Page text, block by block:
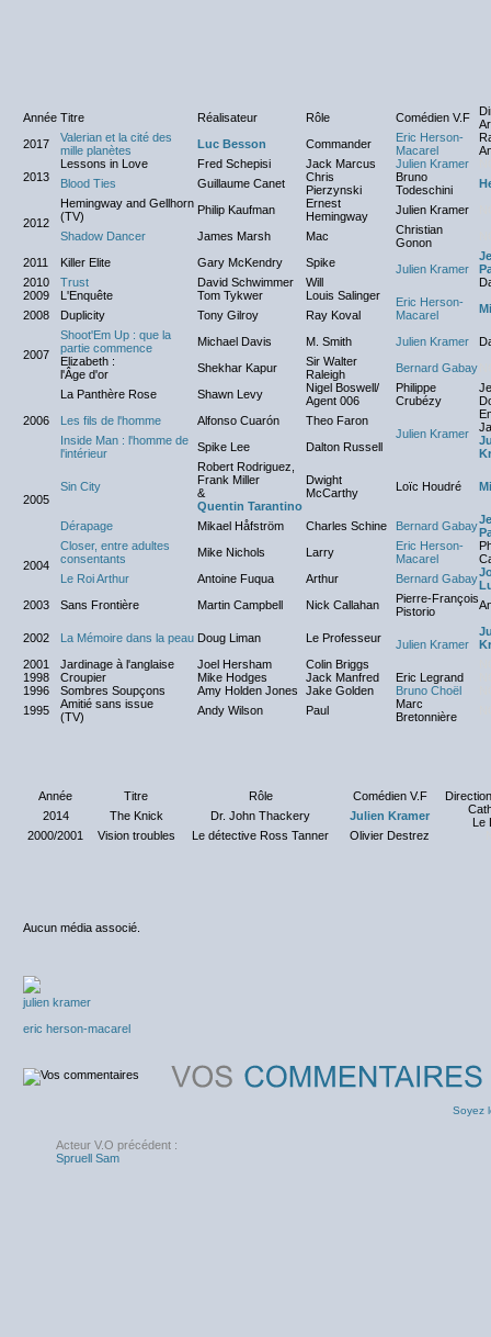
Année Titre Réalisateur Rôle Comédien V.F
2017
Valerian et la cité des
mille planètes
Luc Besson Commander
Eric Herson-
Macarel
2013
Lessons in Love Fred Schepisi Jack Marcus Julien Kramer
Blood Ties
Guillaume Canet
Chris
Pierzynski
Bruno
Todeschini
2012
Hemingway and Gellhorn
(TV)
Philip Kaufman
Ernest
Hemingway
Julien Kramer
Shadow Dancer
James Marsh Mac
Christian
Gonon
2011
Killer Elite Gary McKendry Spike Julien Kramer
2010
Trust David Schwimmer Will
2009
L'Enquête Tom Tykwer Louis Salinger
Eric Herson-
Macarel
2008 Duplicity Tony Gilroy Ray Koval
2007
Shoot'Em Up : que la
partie commence
Michael Davis M. Smith Julien Kramer
Elizabeth :
l'Âge d'or
Shekhar Kapur
Sir Walter
Raleigh
Bernard Gabay
2006
La Panthère Rose Shawn Levy
Nigel Boswell/
Agent 006
Philippe
Crubézy
Les fils de l'homme
Alfonso Cuarón
Theo Faron
Julien Kramer
Inside Man : l'homme de
l'intérieur
Spike Lee Dalton Russell
2005
Sin City
Robert Rodriguez,
Frank Miller
&
Quentin Tarantino
Dwight
McCarthy
Loïc Houdré
Dérapage Mikael Håfström Charles Schine Bernard Gabay
2004
Closer, entre adultes
consentants
Mike Nichols Larry
Eric Herson-
Macarel
Le Roi Arthur
Antoine Fuqua Arthur Bernard Gabay
2003
Sans Frontière Martin Campbell Nick Callahan
Pierre-François
Pistorio
2002 La Mémoire dans la peau Doug Liman Le Professeur Julien Kramer
2001
Jardinage à l'anglaise Joel Hersham Colin Briggs
1998
Croupier Mike Hodges Jack Manfred Eric Legrand
1996
Sombres Soupçons Amy Holden Jones Jake Golden Bruno Choël
1995
Amitié sans issue
(TV)
Andy Wilson Paul
Marc
Bretonnière
Année Titre Rôle Comédien V.F
2014
The Knick Dr. John Thackery Julien Kramer
Le
2000/2001
Vision troubles Le détective Ross Tanner Olivier Destrez
Aucun média associé.
julien kramer
eric herson-macarel
Soyez
Acteur V.O précédent :
Spruell Sam